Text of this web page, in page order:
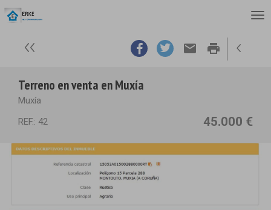
email print
Terreno en venta en Muxía
Muxía
REF.: 42
45.000 €